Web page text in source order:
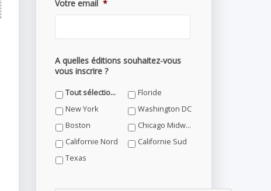
Votre email *
A quelles éditions souhaitez-vous
vous inscrire ?
Tout sélectionner
Floride
New York
Washington DC
Boston
Chicago Midwest
Californie Nord
Californie Sud
Texas